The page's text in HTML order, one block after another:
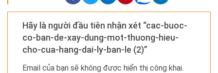
Hãy là người đầu tiên nhận xét “cac-buoc-
co-ban-de-xay-dung-mot-thuong-hieu-
cho-cua-hang-dai-ly-ban-le (2)”
Email của bạn sẽ không được hiển thị công khai.